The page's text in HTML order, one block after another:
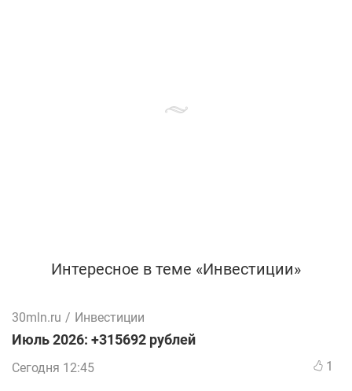
Интересное в теме «Инвестиции»
30mln.ru / Инвестиции
Июль 2026: +315692 рублей
Сегодня 12:45 1